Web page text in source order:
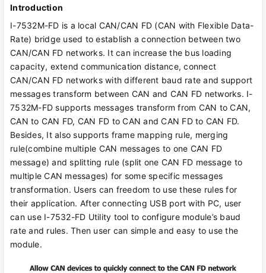
Introduction
I-7532M-FD is a local CAN/CAN FD (CAN with Flexible Data-
Rate) bridge used to establish a connection between two
CAN/CAN FD networks. It can increase the bus loading
capacity, extend communication distance, connect
CAN/CAN FD networks with different baud rate and support
messages transform between CAN and CAN FD networks. I-
7532M-FD supports messages transform from CAN to CAN,
CAN to CAN FD, CAN FD to CAN and CAN FD to CAN FD.
Besides, It also supports frame mapping rule, merging
rule(combine multiple CAN messages to one CAN FD
message) and splitting rule (split one CAN FD message to
multiple CAN messages) for some specific messages
transformation. Users can freedom to use these rules for
their application. After connecting USB port with PC, user
can use I-7532-FD Utility tool to configure module’s baud
rate and rules. Then user can simple and easy to use the
module.